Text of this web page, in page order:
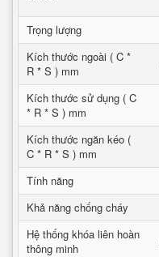
Trọng lượng
Kích thước ngoài ( C *
R * S ) mm
Kích thước sử dụng ( C
* R * S ) mm
Kích thước ngăn kéo (
C * R * S ) mm
Tính năng
Khả năng chống cháy
Hệ thống khóa liên hoàn
thông minh